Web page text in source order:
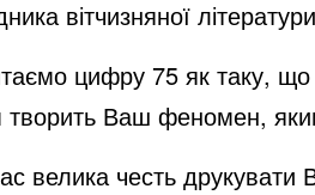
вітчизняної
цифру 75 як таку, що
творить Ваш феномен,
велика честь друкувати